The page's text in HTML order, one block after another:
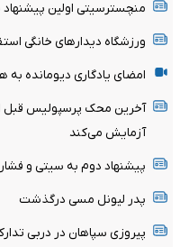
منچسترسیتی اولین پیشنهاد
ورزشگاه دیدارهای خانگی
امضای یادگاری دیومانده به
آخرین محک پرسپولیس قبل
آزمایش می‌کند
پیشنهاد دوم به سیتی و فشار
پدر لیونل مسی درگذشت
پیروزی سپاهان در دربی